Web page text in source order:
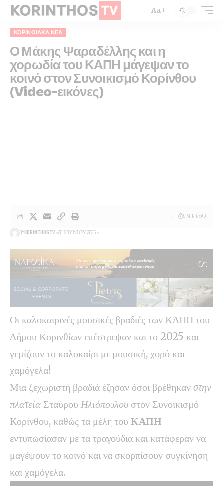
Aa
ΚΟΡΙΝΘΙΑΚΆ ΝΈΑ
Ο Μάκης Ψαραδέλλης και η
χορωδία του ΚΑΠΗ μάγεψαν το
κοινό στον Συνοικισμό Κορίνθου
(Video-εικόνες)
BYKORINTHOSTV 20 ΙΟΥΝΊΟΥ 2025
0 MIN READ
Οι καλοκαιρινές μουσικές βραδιές των ΚΑΠΗ του
Δήμου Κορινθίων επέστρεψαν και το 2025 και
γεμίζουν το καλοκαίρι με μουσική, χορό και
χαμόγελα!
Μια ξεχωριστή βραδιά έζησαν όσοι βρέθηκαν στην
πλατεία Σταύρου Ηλιόπουλου στον Συνοικισμό
Κορίνθου, καθώς τα μέλη του ΚΑΠΗ
εντυπωσίασαν με τα τραγούδια και κατάφεραν να
μαγέψουν το κοινό και να σκορπίσουν συγκίνηση
και χαμόγελα.